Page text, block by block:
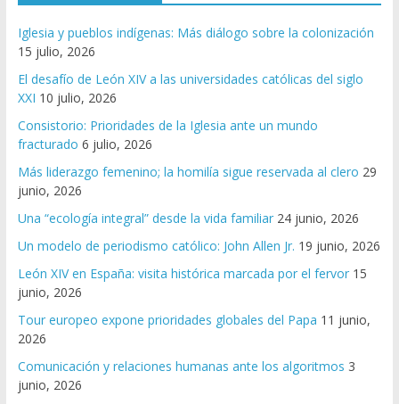
Iglesia y pueblos indígenas: Más diálogo sobre la colonización
15 julio, 2026
El desafío de León XIV a las universidades católicas del siglo
XXI 10 julio, 2026
Consistorio: Prioridades de la Iglesia ante un mundo
fracturado 6 julio, 2026
Más liderazgo femenino; la homilía sigue reservada al clero 29
junio, 2026
Una “ecología integral” desde la vida familiar 24 junio, 2026
Un modelo de periodismo católico: John Allen Jr. 19 junio, 2026
León XIV en España: visita histórica marcada por el fervor 15
junio, 2026
Tour europeo expone prioridades globales del Papa 11 junio,
2026
Comunicación y relaciones humanas ante los algoritmos 3
junio, 2026